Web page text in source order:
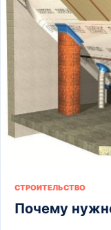
СТРОИТЕЛЬСТВО
Почему